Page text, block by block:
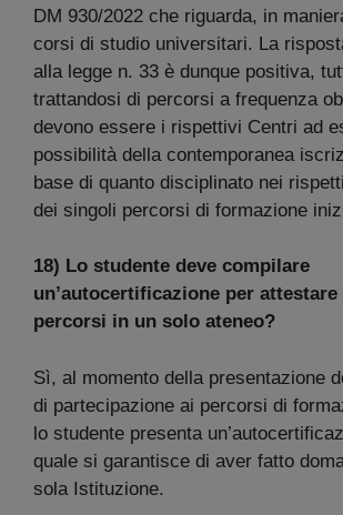
DM 930/2022 che riguarda, in
corsi di studio universitari. La
alla legge n. 33 è dunque positiva,
trattandosi di percorsi a frequenza
devono essere i rispettivi Centri ad
possibilità della contemporanea
base di quanto disciplinato nei
dei singoli percorsi di formazione
18) Lo studente deve compilare
un’autocertificazione per
percorsi in un solo ateneo?
Sì, al momento della presentazione
di partecipazione ai percorsi di
lo studente presenta
quale si garantisce di aver fatto
sola Istituzione.